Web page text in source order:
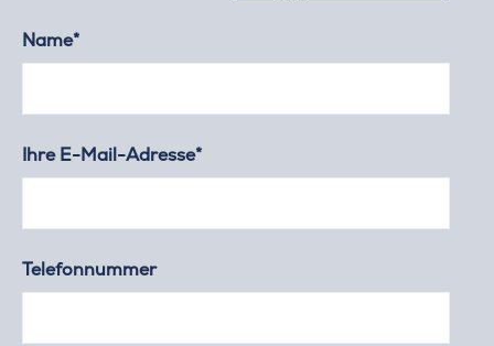
Name*
Ihre E-Mail-Adresse*
Telefonnummer